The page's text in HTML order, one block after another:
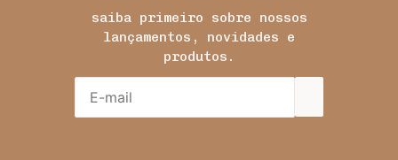
saiba primeiro sobre nossos
lançamentos, novidades e
produtos.